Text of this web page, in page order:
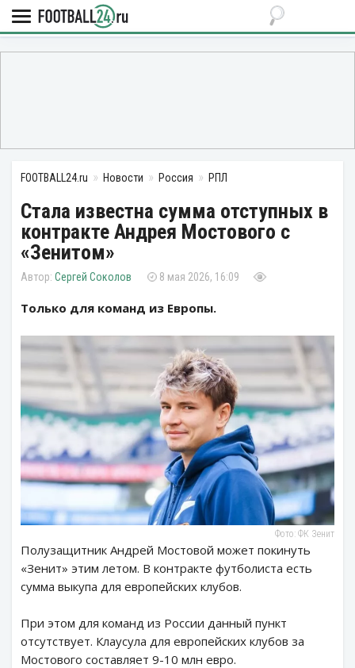
FOOTBALL24.ru Новости Россия РПЛ
Стала известна сумма отступных в
контракте Андрея Мостового с
«Зенитом»
Сергей Соколов 8 мая 2026, 16:09
Только для команд из Европы.
Фото: ФК Зенит
Полузащитник Андрей Мостовой может покинуть
«Зенит» этим летом. В контракте футболиста есть
сумма выкупа для европейских клубов.
При этом для команд из России данный пункт
отсутствует. Клаусула для европейских клубов за
Мостового составляет 9-10 млн евро.